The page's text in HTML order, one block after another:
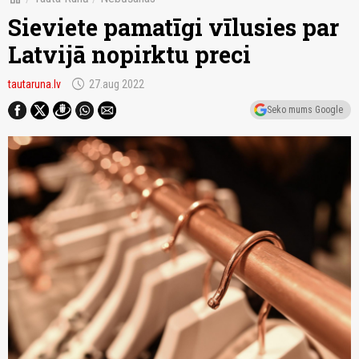
Sieviete pamatīgi vīlusies par
Latvijā nopirktu preci
tautaruna.lv schedule 27.aug 2022
Seko mums Google